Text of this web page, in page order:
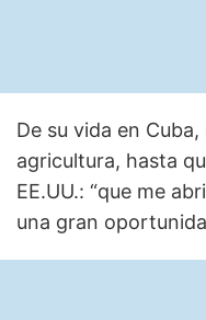
De su vida en
agricultura, hasta
EE.UU.: “que me
una gran